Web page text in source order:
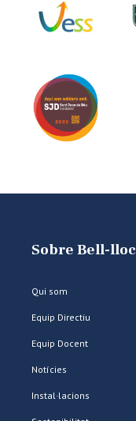
Sobre Bell-lloc
Qui som
Equip Directiu
Equip Docent
Notícies
Instal·lacions